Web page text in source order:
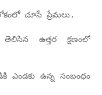
చూసే ప్రేమలు.
ఉత్తర క్షణంలో
ఎండకు ఉన్న సంబంధం